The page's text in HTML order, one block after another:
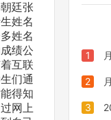
廷张
姓名
姓名
绩公
互联
们通
得知
网上
1
发老
易查
2
样私
3